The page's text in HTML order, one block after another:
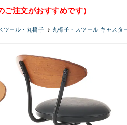
注文がおすすめです）
ツール・丸椅子 丸椅子・スツール キャスタ